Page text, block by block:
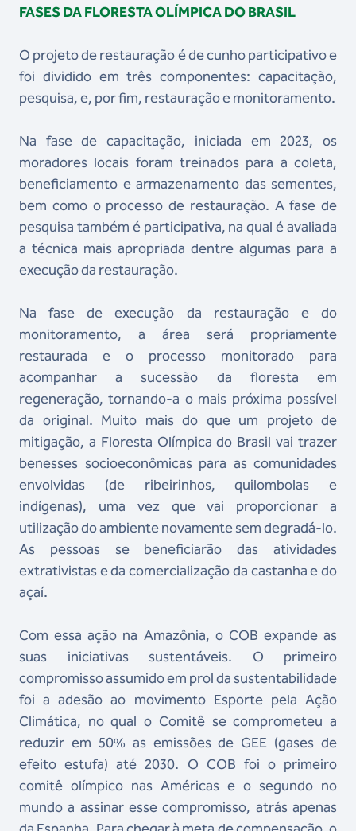
FASES DA FLORESTA OLÍMPICA DO BRASIL
O projeto de restauração é de cunho participativo e
foi dividido em três componentes: capacitação,
pesquisa, e, por fim, restauração e monitoramento.
Na fase de capacitação, iniciada em 2023, os
moradores locais foram treinados para a coleta,
beneficiamento e armazenamento das sementes,
bem como o processo de restauração. A fase de
pesquisa também é participativa, na qual é avaliada
a técnica mais apropriada dentre algumas para a
execução da restauração.
Na fase de execução da restauração e do
monitoramento, a área será propriamente
restaurada e o processo monitorado para
acompanhar a sucessão da floresta em
regeneração, tornando-a o mais próxima possível
da original. Muito mais do que um projeto de
mitigação, a Floresta Olímpica do Brasil vai trazer
benesses socioeconômicas para as comunidades
envolvidas (de ribeirinhos, quilombolas e
indígenas), uma vez que vai proporcionar a
utilização do ambiente novamente sem degradá-lo.
As pessoas se beneficiarão das atividades
extrativistas e da comercialização da castanha e do
açaí.
Com essa ação na Amazônia, o COB expande as
suas iniciativas sustentáveis. O primeiro
compromisso assumido em prol da sustentabilidade
foi a adesão ao movimento Esporte pela Ação
Climática, no qual o Comitê se comprometeu a
reduzir em 50% as emissões de GEE (gases de
efeito estufa) até 2030. O COB foi o primeiro
comitê olímpico nas Américas e o segundo no
mundo a assinar esse compromisso, atrás apenas